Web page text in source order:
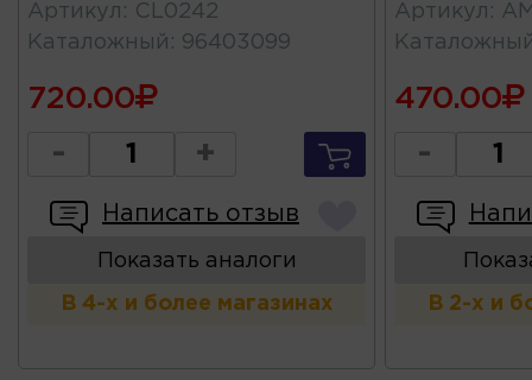
Артикул : CL0242
Каталожный : 96403099
720.00
- +
Написать отзыв
Показать аналоги
В 4-х и более магазинах
Артикул :
470.00
-
В 2-х и